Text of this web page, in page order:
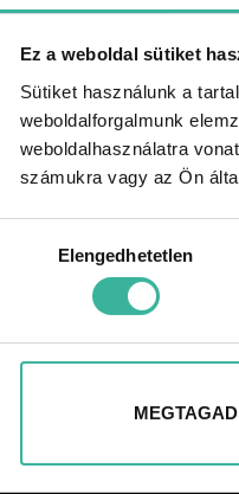
Ez a weboldal sütiket
Sütiket használunk a
weboldalforgalmunk
weboldalhasználatra
számukra vagy az Ön
kiválasztásaElengedhetetlen
MEGTAGAD